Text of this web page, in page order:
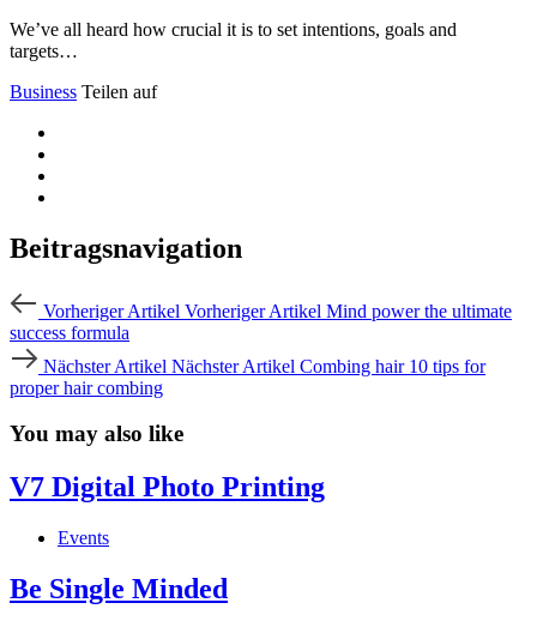
We’ve all heard how crucial it is to set intentions, goals and
targets…
Business Teilen auf
Beitragsnavigation
Vorheriger Artikel Vorheriger Artikel Mind power the ultimate
success formula
Nächster Artikel Nächster Artikel Combing hair 10 tips for
proper hair combing
You may also like
V7 Digital Photo Printing
Events
Be Single Minded